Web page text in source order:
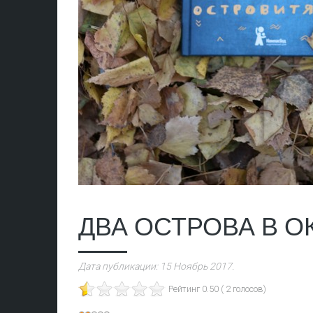
ДВА ОСТРОВА В
Дата публикации: 15 Ноябрь 2017.
Рейтинг 0.50 ( 2 голосов)